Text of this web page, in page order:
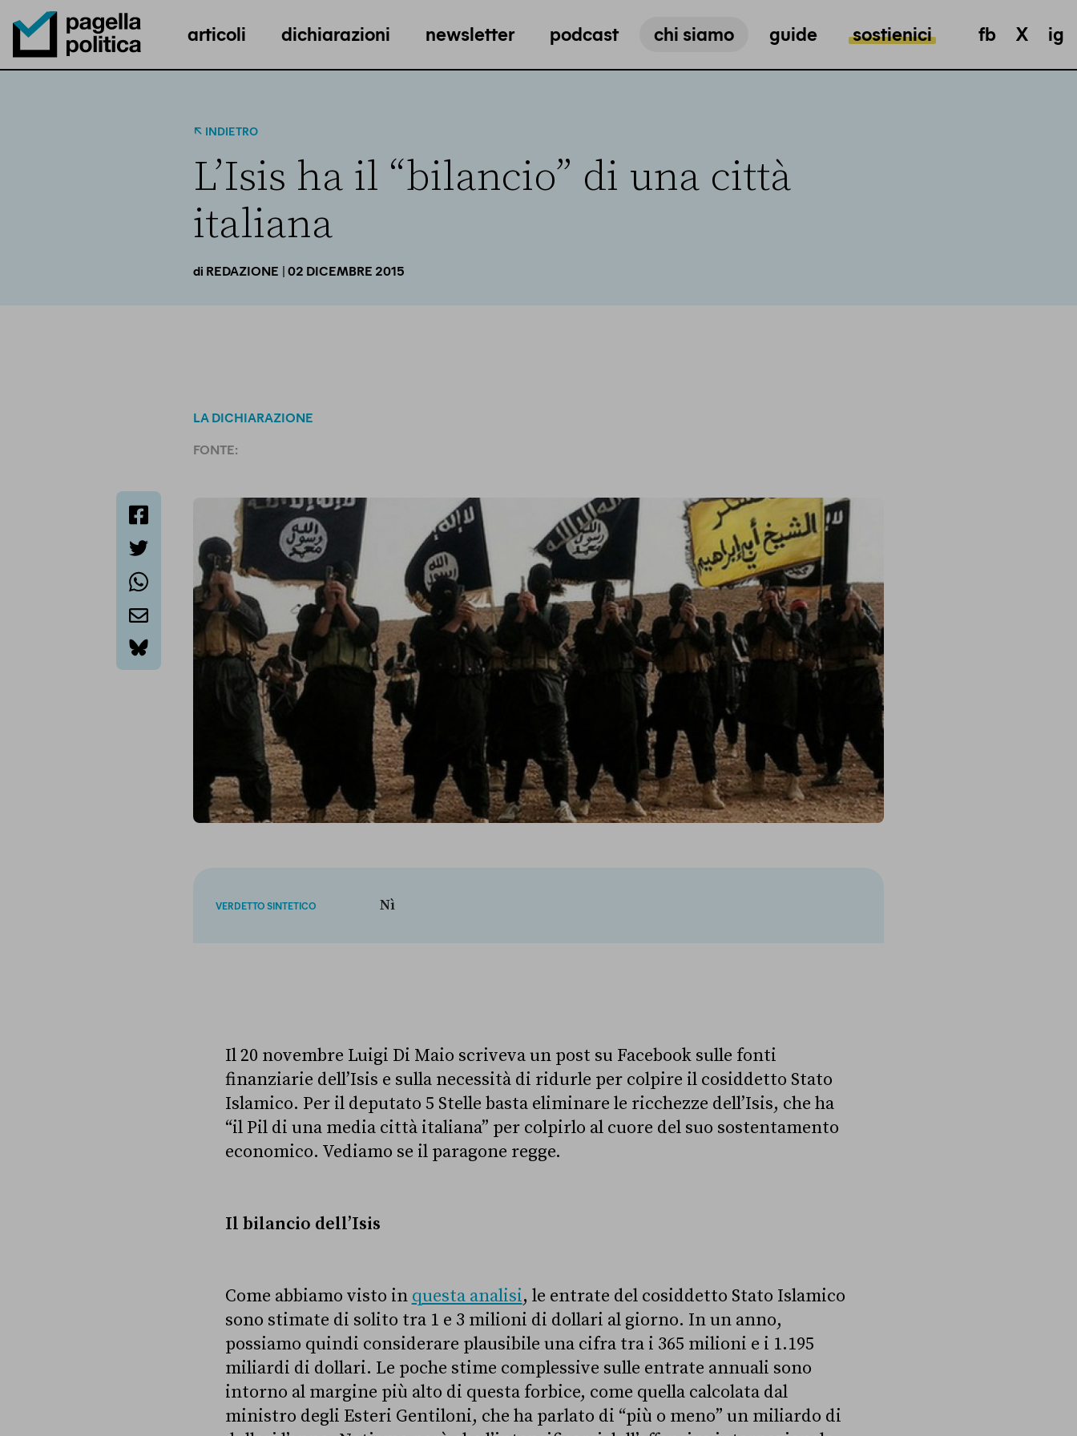
Pagella Politica Logo
articoli dichiarazioni newsletter podcast chi siamo guide sostienici fb X ig
INDIETRO
L’Isis ha il “bilancio” di una città
italiana
di REDAZIONE | 02 DICEMBRE 2015
LA DICHIARAZIONE
FONTE:
bluesky
VERDETTO SINTETICO Nì
Il 20 novembre Luigi Di Maio scriveva un post su Facebook sulle fonti
finanziarie dell’Isis e sulla necessità di ridurle per colpire il cosiddetto Stato
Islamico. Per il deputato 5 Stelle basta eliminare le ricchezze dell’Isis, che ha
“il Pil di una media città italiana” per colpirlo al cuore del suo sostentamento
economico. Vediamo se il paragone regge.
Il bilancio dell’Isis
Come abbiamo visto in questa analisi, le entrate del cosiddetto Stato Islamico
sono stimate di solito tra 1 e 3 milioni di dollari al giorno. In un anno,
possiamo quindi considerare plausibile una cifra tra i 365 milioni e i 1.195
miliardi di dollari. Le poche stime complessive sulle entrate annuali sono
intorno al margine più alto di questa forbice, come quella calcolata dal
ministro degli Esteri Gentiloni, che ha parlato di “più o meno” un miliardo di